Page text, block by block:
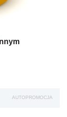
AUTOPROMOCJA